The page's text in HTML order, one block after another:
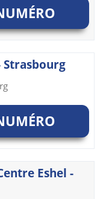
Strasbourg
Eshel -